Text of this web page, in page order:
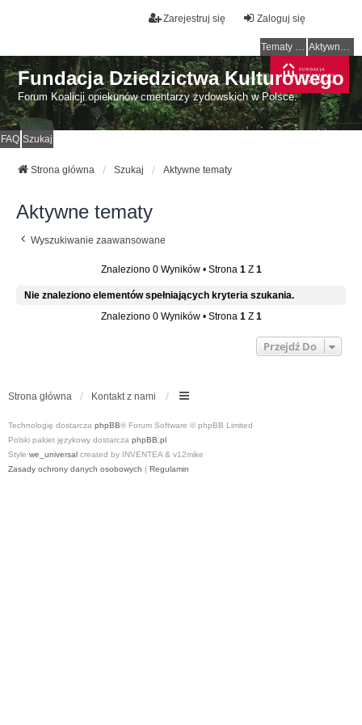
Zaloguj się
Zarejestruj się
Tematy bez odpowiedzi Aktywne tematy
Fundacja Dziedzictwa Kulturowego
Forum Koalicji opiekunów cmentarzy żydowskich w Polsce.
FAQ Szukaj
Strona główna Szukaj Aktywne tematy
Aktywne tematy
Wyszukiwanie zaawansowane
Znaleziono 0 Wyników • Strona 1Z 1
Nie znaleziono elementów spełniających kryteria szukania.
Znaleziono 0 Wyników • Strona 1Z 1
Przejdź Do
Strona główna Kontakt z nami
Technologię dostarcza phpBB® Forum Software © phpBB Limited
Polski pakiet językowy dostarcza phpBB.pl
Style we_universal created by INVENTEA & v12mike
Zasady ochrony danych osobowych | Regulamin